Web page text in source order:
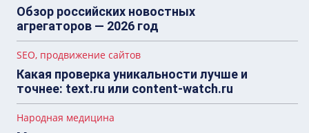
Обзор российских новостных
агрегаторов — 2026 год
SEO, продвижение сайтов
Какая проверка уникальности лучше и
точнее: text.ru или content-watch.ru
Народная медицина